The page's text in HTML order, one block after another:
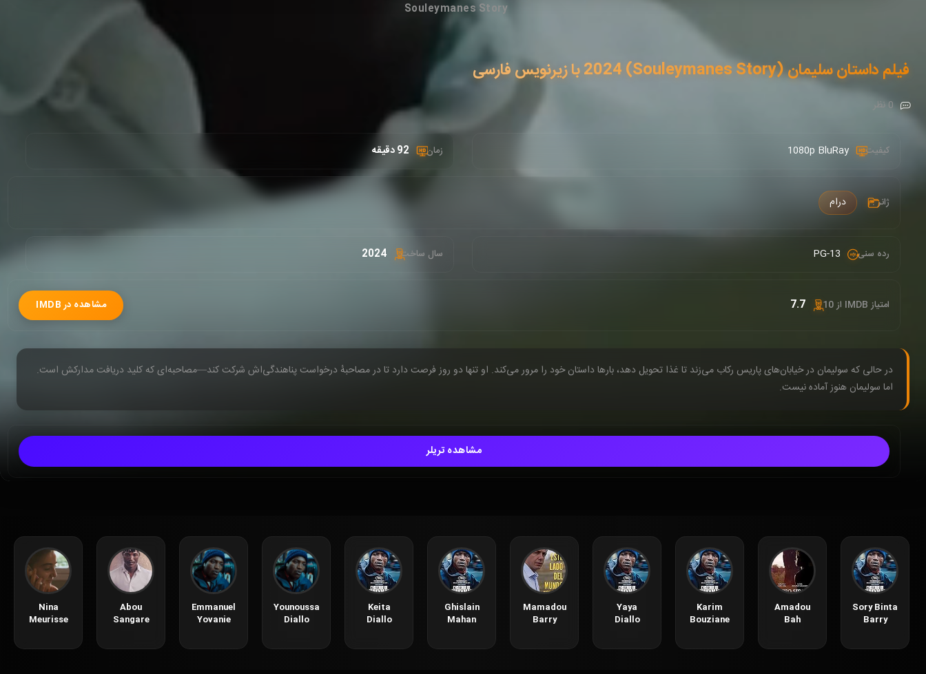
Souleymanes Story
فیلم داستان سلیمان (Souleymanes Story) 2024 با زیرنویس فارسی
0 نظر
کیفیت : 1080p BluRay زمان : 92 دقیقه
ژانر : درام
رده سنی : PG-13 سال ساخت: 2024
امتیاز IMDB از 10 : 7.7 مشاهده در IMDB
در حالی که سولیمان در خیابان‌های پاریس رکاب می‌زند تا غذا تحویل دهد، بارها داستان خود را مرور می‌کند. او تنها دو روز فرصت دارد تا در مصاحبهٔ درخواست پناهندگی‌اش شرکت کند—مصاحبه‌ای که کلید دریافت مدارکش است.
اما سولیمان هنوز آماده نیست.
مشاهده تریلر
Nina
Meurisse
Abou
Sangare
Emmanuel
Yovanie
Younoussa
Diallo
Keita
Diallo
Ghislain
Mahan
Mamadou
Barry
Yaya
Diallo
Karim
Bouziane
Amadou
Bah
Sory Binta
Barry